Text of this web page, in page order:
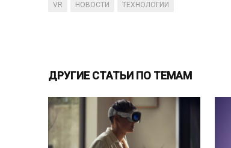
VR НОВОСТИ ТЕХНОЛОГИИ
ДРУГИЕ СТАТЬИ ПО ТЕМАМ